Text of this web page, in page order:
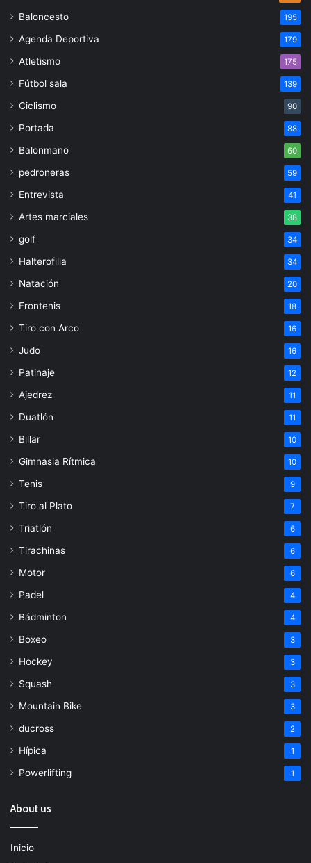
Baloncesto 195
Agenda Deportiva 179
Atletismo 175
Fútbol sala 139
Ciclismo 90
Portada 88
Balonmano 60
pedroneras 59
Entrevista 41
Artes marciales 38
golf 34
Halterofilia 34
Natación 20
Frontenis 18
Tiro con Arco 16
Judo 16
Patinaje 12
Ajedrez 11
Duatlón 11
Billar 10
Gimnasia Rítmica 10
Tenis 9
Tiro al Plato 7
Triatlón 6
Tirachinas 6
Motor 6
Padel 4
Bádminton 4
Boxeo 3
Hockey 3
Squash 3
Mountain Bike 3
ducross 2
Hípica 1
Powerlifting 1
About us
Inicio